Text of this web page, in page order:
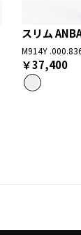
スリム
M914Y
￥37,400